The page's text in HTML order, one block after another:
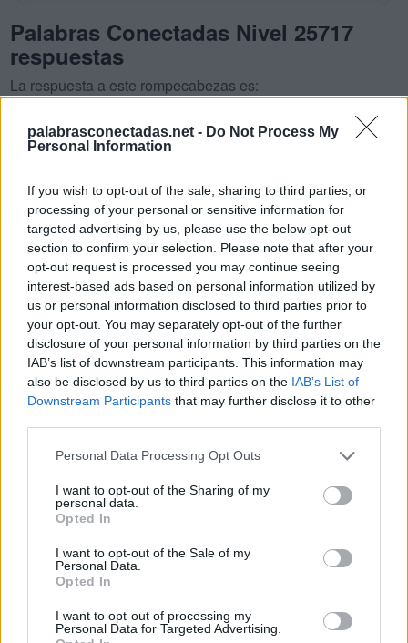
palabrasconectadas.net - Do Not Process My
Personal Information
If you wish to opt-out of the sale, sharing to third parties, or
processing of your personal or sensitive information for
targeted advertising by us, please use the below opt-out
section to confirm your selection. Please note that after your
opt-out request is processed you may continue seeing
interest-based ads based on personal information utilized by
us or personal information disclosed to third parties prior to
your opt-out. You may separately opt-out of the further
disclosure of your personal information by third parties on the
IAB’s list of downstream participants. This information may
also be disclosed by us to third parties on the IAB’s List of
Downstream Participants that may further disclose it to other
Personal Data Processing Opt Outs
I want to opt-out of the Sharing of my
personal data.
Opted In
I want to opt-out of the Sale of my
Personal Data.
Opted In
I want to opt-out of processing my
Personal Data for Targeted Advertising.
Palabras Conectadas Nivel 25717
respuestas
La respuesta a este rompecabezas es:
R
A
S
S
E
A
S
E
R
A
R E
S
S
E R
A
Palabras extra:
R
E
S
R
E
A
E
R A
S
E
S
A
R E
RESPUESTAS
Por favor seleccione los niveles: